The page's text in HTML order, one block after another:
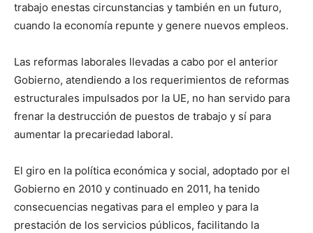
trabajo enestas circunstancias y también en un futuro,
cuando la economía repunte y genere nuevos empleos.
Las reformas laborales llevadas a cabo por el anterior
Gobierno, atendiendo a los requerimientos de reformas
estructurales impulsados por la UE, no han servido para
frenar la destrucción de puestos de trabajo y sí para
aumentar la precariedad laboral.
El giro en la política económica y social, adoptado por el
Gobierno en 2010 y continuado en 2011, ha tenido
consecuencias negativas para el empleo y para la
prestación de los servicios públicos, facilitando la